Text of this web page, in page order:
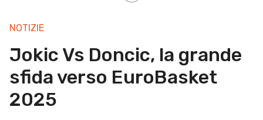
NOTIZIE
Jokic Vs Doncic, la grande
sfida verso EuroBasket
2025